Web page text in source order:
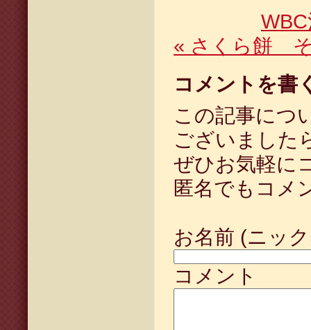
« さくら餅
コメントを書
この記事につ
ございました
ぜひお気軽に
匿名でもコメ
お名前 (ニッ
コメント